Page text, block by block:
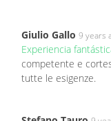
Giulio Gallo 9 years
Experiencia
competente e
tutte le esigenze.